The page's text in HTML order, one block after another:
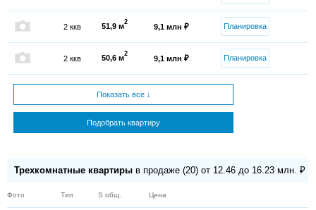
2 ккв 51,9 м2
9,1 млн ₽ Планировка
2 ккв 50,6 м2
9,1 млн ₽ Планировка
Показать все ↓
Подобрать квартиру
Трехкомнатные квартиры в продаже (20) от 12.46 до 16.23 млн. ₽
Фото Тип S общ. Цена